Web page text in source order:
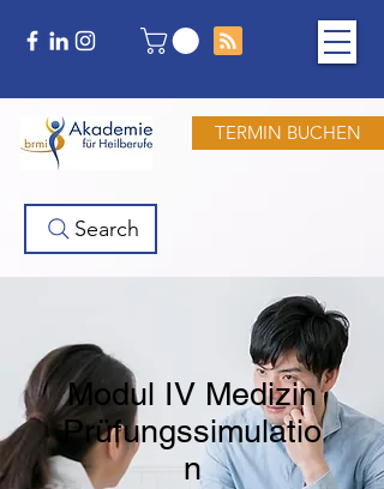
TERMIN BUCHEN
Search
Modul IV Medizin
Prüfungssimulatio
n